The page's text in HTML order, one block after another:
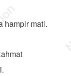
hampir mati.